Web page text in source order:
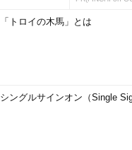
「トロイの木馬」とは
シングルサインオン（Single